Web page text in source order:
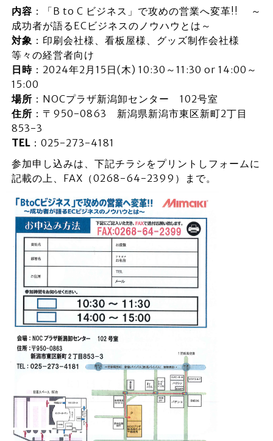
内容 ：「B to C ビジネス」で攻めの営業へ変革!! ～
成功者が語るECビジネスのノウハウとは～
対象 ：印刷会社様、看板屋様、グッズ制作会社様
等々の経営者向け
日時：2024年2月15日(木) 10:30～11:30 or 14:00～
15:00
場所 ：NOCプラザ新潟卸センター 102号室
住所 ：〒950-0863 新潟県新潟市東区新町2丁目
853-3
TEL：025-273-4181
参加申し込みは、下記チラシをプリントしフォームに
記載の上、FAX（0268-64-2399）まで。